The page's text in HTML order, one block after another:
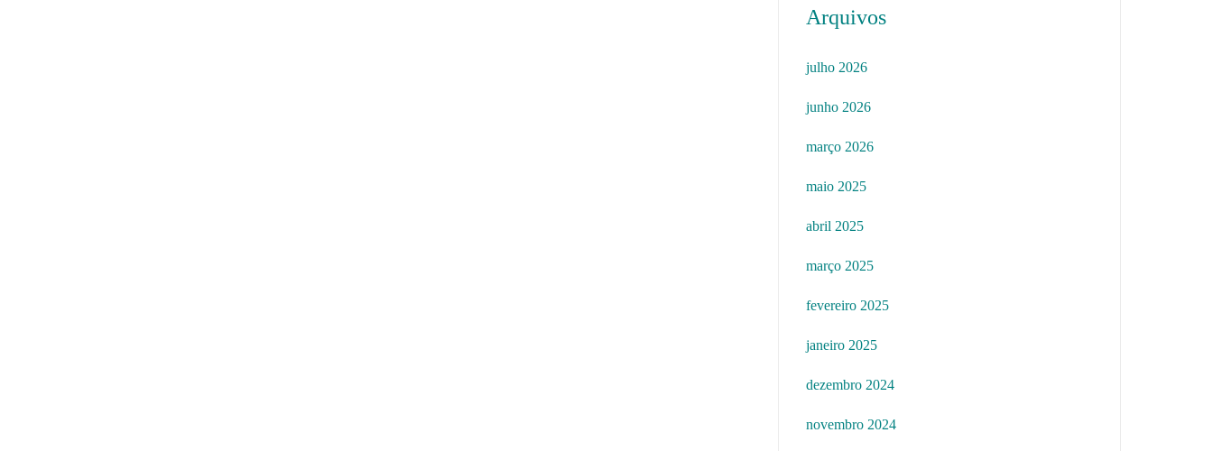
Arquivos
julho 2026
junho 2026
março 2026
maio 2025
abril 2025
março 2025
fevereiro 2025
janeiro 2025
dezembro 2024
novembro 2024